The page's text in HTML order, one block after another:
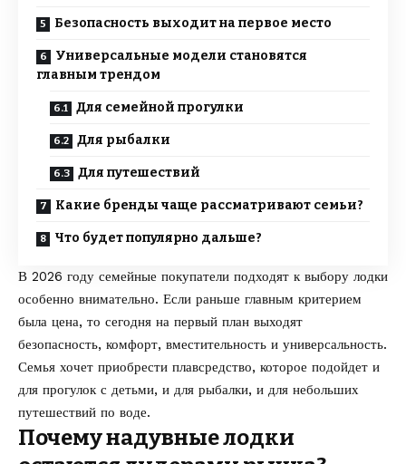
Безопасность выходит на первое место
Универсальные модели становятся
главным трендом
Для семейной прогулки
Для рыбалки
Для путешествий
Какие бренды чаще рассматривают семьи?
Что будет популярно дальше?
В 2026 году семейные покупатели подходят к выбору лодки
особенно внимательно. Если раньше главным критерием
была цена, то сегодня на первый план выходят
безопасность, комфорт, вместительность и универсальность.
Семья хочет приобрести плавсредство, которое подойдет и
для прогулок с детьми, и для рыбалки, и для небольших
путешествий по воде.
Почему надувные лодки